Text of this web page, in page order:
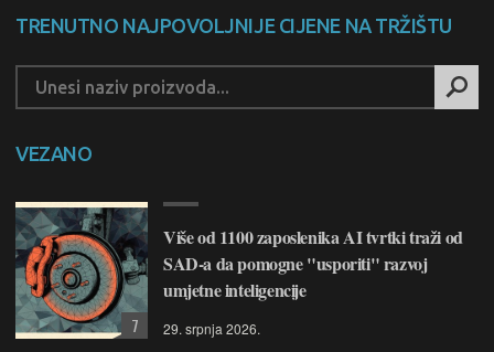
TRENUTNO NAJPOVOLJNIJE CIJENE NA TRŽIŠTU
VEZANO
Više od 1100 zaposlenika AI tvrtki traži od
SAD-a da pomogne "usporiti" razvoj
umjetne inteligencije
29. srpnja 2026.
7